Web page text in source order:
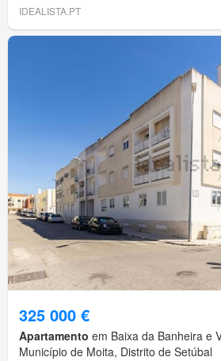
IDEALISTA.PT
325 000 €
Apartamento em Baixa da Banheira e
Município de Moita, Distrito de Setúbal